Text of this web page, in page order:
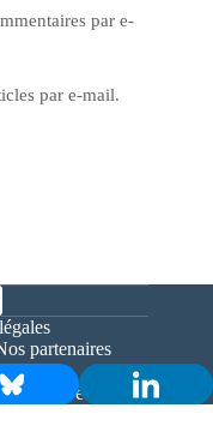
par e-
par e-mail.
partenaires
Web